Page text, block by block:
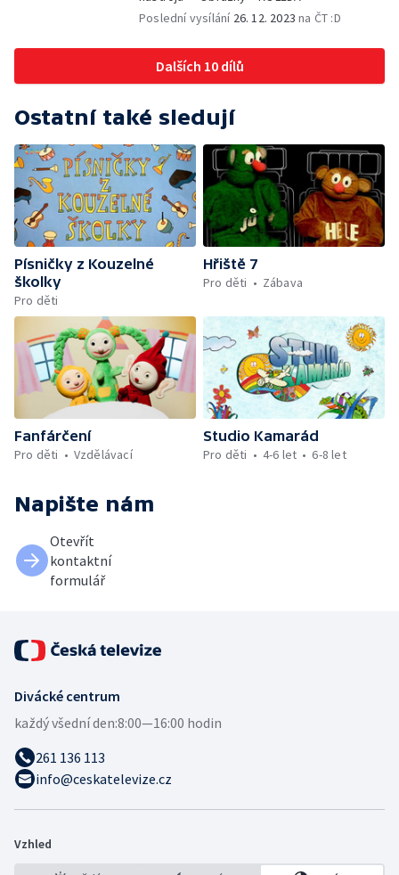
Poslední vysílání 26. 12. 2023 na ČT :D
Dalších 10 dílů
Ostatní také sledují
Písničky z Kouzelné
školky
Pro děti
Hřiště 7
Pro děti
Zábava
Fanfárčení
Pro děti
Vzdělávací
Studio Kamarád
Pro děti
4-6 let 6-8 let
Napište nám
Otevřít
kontaktní
formulář
Divácké centrum
každý všední den:8:00—16:00 hodin
261 136 113
info@ceskatelevize.cz
Vzhled